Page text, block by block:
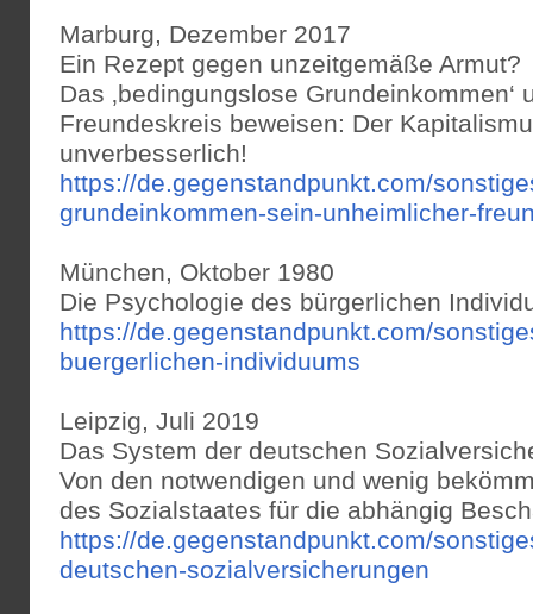
Marburg, Dezember 2017
Ein Rezept gegen unzeitgemäße Armut?
Das ‚bedingungslose
Freundeskreis beweisen: Der
unverbesserlich!
https://de.gegenstandpunkt.com/
grundeinkommen-sein-unheimlicher-
München, Oktober 1980
Die Psychologie des bürgerlichen
https://de.gegenstandpunkt.com/
buergerlichen-individuums
Leipzig, Juli 2019
Das System der deutschen
Von den notwendigen und wenig
des Sozialstaates für die abhängig
https://de.gegenstandpunkt.com/
deutschen-sozialversicherungen